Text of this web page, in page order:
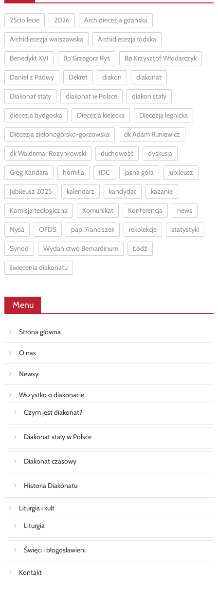
25cio lecie 2026 Archidiecezja gdańska
Archidiecezja warszawska Archidiecezja łódzka
Benedykt XVI Bp Grzegorz Ryś Bp Krzysztof Włodarczyk
Daniel z Padwy Dekret diakon diakonat
Diakonat stały diakonat w Polsce diakon stały
diecezja bydgoska Diecezja kielecka Diecezja legnicka
Diecezja zielonogórsko-gorzowska dk Adam Runiewicz
dk Waldemar Rozynkowski duchowość dyskusja
Greg Kandara homilia IDC jasna góra jubileusz
Jubileusz 2025 kalendarz kandydat kazanie
Komisja teologiczna Komunikat Konferencja news
Nysa OFDS pap. Franciszek rekolekcje statystyki
Synod Wydanictwo Bernardinum Łódź
święcenia diakonatu
Menu
Strona główna
O nas
Newsy
Wszystko o diakonacie
Czym jest diakonat?
Diakonat stały w Polsce
Diakonat czasowy
Historia Diakonatu
Liturgia i kult
Liturgia
Święci i błogosławieni
Kontakt